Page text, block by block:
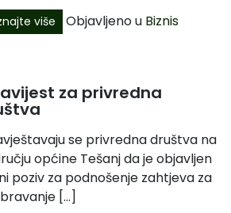
više Objavljeno u Biznis
za privredna
se privredna društva na
općine Tešanj da je objavljen
poziv za podnošenje zahtjeva za
[…]